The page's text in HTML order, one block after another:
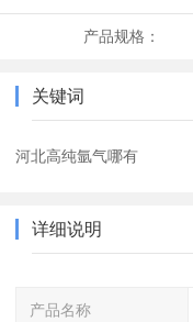
产品规格：
关键词
河北高纯氩气哪有
详细说明
产品名称